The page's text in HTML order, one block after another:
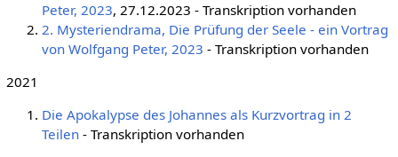
Peter, 2023, 27.12.2023 - Transkription vorhanden
2. Mysteriendrama, Die Prüfung der Seele - ein Vortrag
von Wolfgang Peter, 2023 - Transkription vorhanden
2021
Die Apokalypse des Johannes als Kurzvortrag in 2
Teilen- Transkription vorhanden